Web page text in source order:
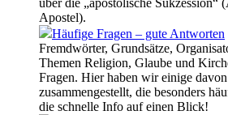
über die „apostolische Sukzession“
Apostel).
Häufige Fragen – gute Antworten
Fremdwörter, Grundsätze,
Themen Religion, Glaube und
Fragen. Hier haben wir einige
zusammengestellt, die besonders
die schnelle Info auf einen Blick!